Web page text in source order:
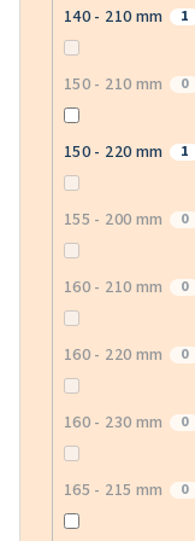
140 - 210 mm 1
150 - 210 mm 0
150 - 220 mm 1
155 - 200 mm 0
160 - 210 mm 0
160 - 220 mm 0
160 - 230 mm 0
165 - 215 mm 0